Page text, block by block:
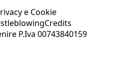
e Cookie
Credits
P.Iva 00743840159